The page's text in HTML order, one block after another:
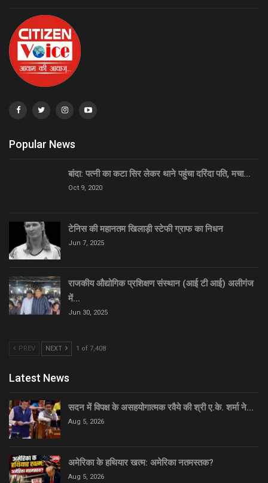
Popular News
बांदा: पत्नी का कटा सिर लेकर थाने पहुंचा दरिंदा पति, मचा…
Oct 9, 2020
टेनिस की महानतम खिलाड़ी स्टेफी ग्राफ का निधन
Jun 7, 2025
राजकीय औद्योगिक प्रशिक्षण संस्थान (आई टी आई) अलीगंज
में…
Jun 30, 2025
PREV NEXT 1 of 7,408
Latest News
सदन में विपक्ष के असहयोगात्मक रवैये की श्री ए.के. शर्मा ने…
Aug 5, 2026
अमेरिका के हथियार खत्म: अमेरिका नतमस्तक?
Aug 5, 2026